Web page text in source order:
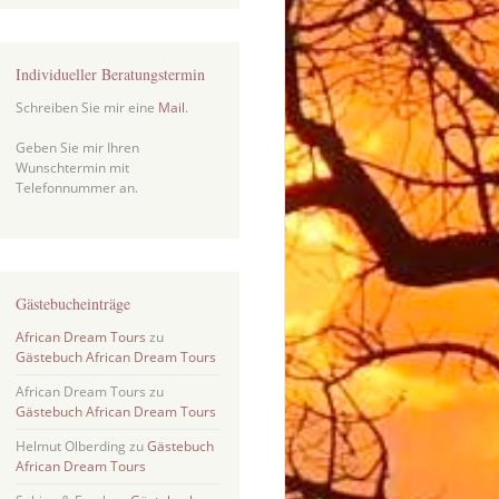
Individueller Beratungstermin
Schreiben Sie mir eine Mail.
Geben Sie mir Ihren
Wunschtermin mit
Telefonnummer an.
Gästebucheinträge
African Dream Tours zu
Gästebuch African Dream Tours
African Dream Tours zu
Gästebuch African Dream Tours
Helmut Olberding zuGästebuch
African Dream Tours